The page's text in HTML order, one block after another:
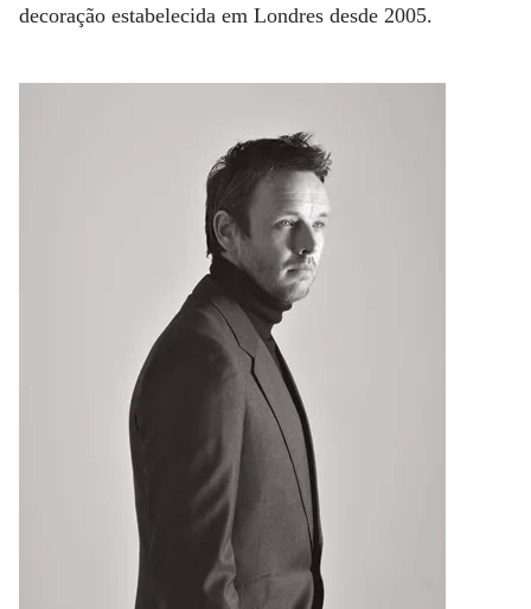
decoração estabelecida em Londres desde 2005.